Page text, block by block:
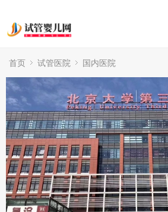
首页 试管医院 国内医院